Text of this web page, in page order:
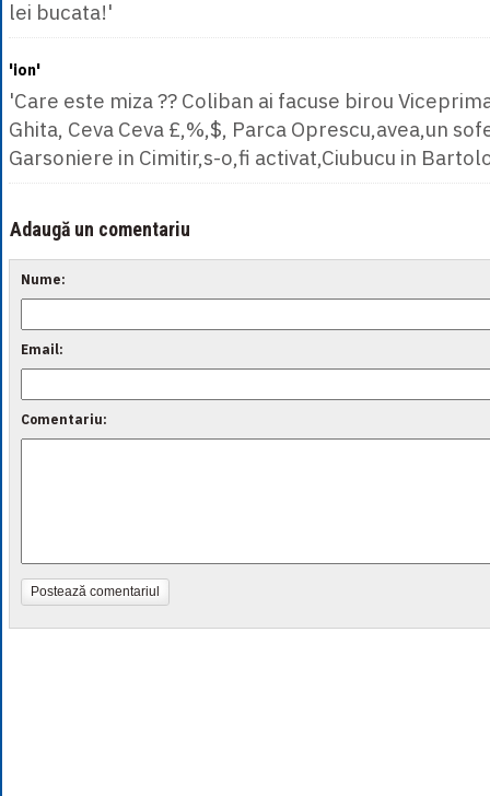
lei bucata!'
'ion'
'Care este miza ?? Coliban ai facuse birou
Ghita, Ceva Ceva £,%,$, Parca Oprescu,avea,un
Garsoniere in Cimitir,s-o,fi activat,Ciubucu in
Adaugă un comentariu
Nume:
Email:
Comentariu:
Postează comentariul